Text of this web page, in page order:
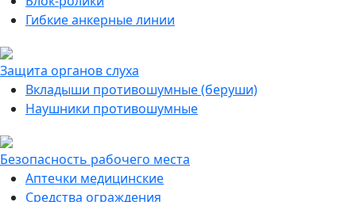
Гибкие анкерные линии
Защита органов слуха
Вкладыши противошумные (беруши)
Наушники противошумные
Безопасность рабочего места
Аптечки медицинские
Средства ограждения